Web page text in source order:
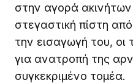
στην αγορά ακινήτων
στεγαστική πίστη
την εισαγωγή του, οι
για ανατροπή της
συγκεκριμένο τομέα.